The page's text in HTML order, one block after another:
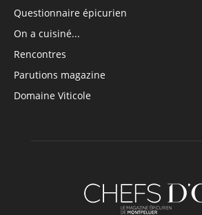
Questionnaire épicurien
On a cuisiné...
Rencontres
Parutions magazine
Domaine Viticole